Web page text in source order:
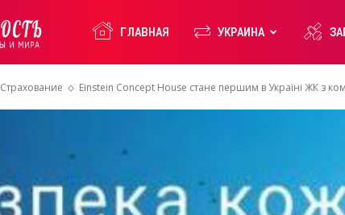
Недвижимость
ГЛАВНАЯ УКРАИНА
Страхование Einstein Concept House стане першим в Україні ЖК з